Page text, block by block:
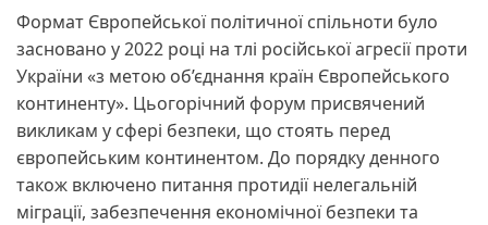
Формат Європейської політичної спільноти було
засновано у 2022 році на тлі російської агресії проти
України «з метою об’єднання країн Європейського
континенту». Цьогорічний форум присвячений
викликам у сфері безпеки, що стоять перед
європейським континентом. До порядку денного
також включено питання протидії нелегальній
міграції, забезпечення економічної безпеки та